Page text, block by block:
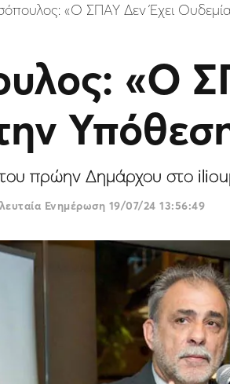
«Ο ΣΠΑΥ Δεν Έχει
«Ο
του πρώην Δημάρχου στο
Ενημέρωση 19/07/24 13:56:49